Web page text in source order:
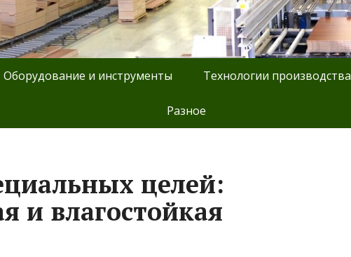
Оборудование и инструменты Технологии производства
Разное
целей:
и влагостойкая